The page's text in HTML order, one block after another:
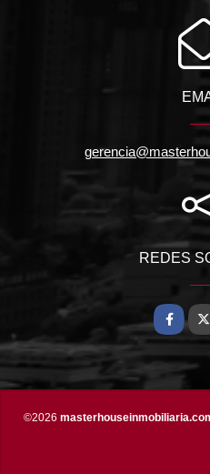
REDES
X
©2026